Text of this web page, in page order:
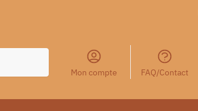
Mon compte FAQ/Contact